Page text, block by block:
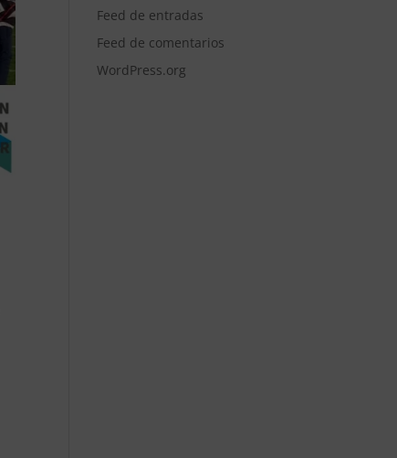
Feed de entradas
Feed de comentarios
WordPress.org